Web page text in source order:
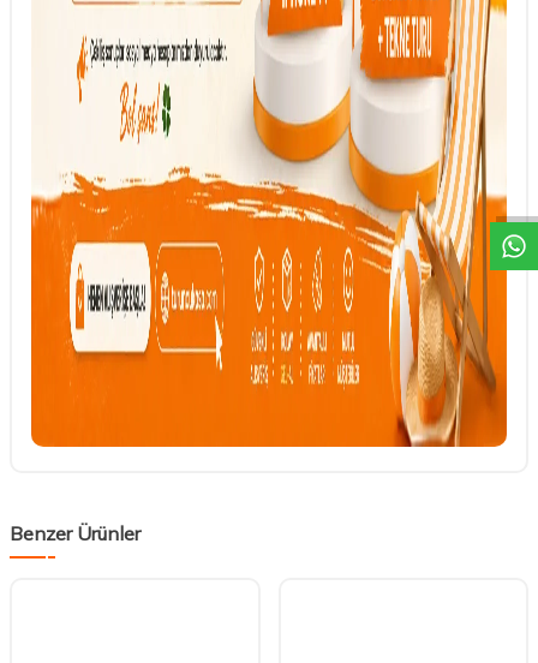
DESTEK
Benzer Ürünler